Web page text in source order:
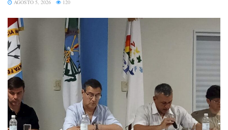
AGOSTO 5, 2026 120